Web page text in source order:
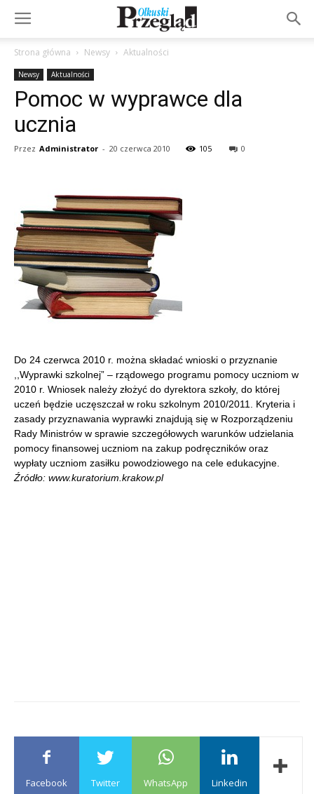
Strona główna Newsy Aktualności
Newsy Aktualności
Pomoc w wyprawce dla
ucznia
Przez Administrator - 20 czerwca 2010 105 0
Do 24 czerwca 2010 r. można składać wnioski o przyznanie
,,Wyprawki szkolnej” – rządowego programu pomocy uczniom w
2010 r. Wniosek należy złożyć do dyrektora szkoły, do której
uczeń będzie uczęszczał w roku szkolnym 2010/2011. Kryteria i
zasady przyznawania wyprawki znajdują się w Rozporządzeniu
Rady Ministrów w sprawie szczegółowych warunków udzielania
pomocy finansowej uczniom na zakup podręczników oraz
wypłaty uczniom zasiłku powodziowego na cele edukacyjne.
Źródło: www.kuratorium.krakow.pl
Facebook Twitter WhatsApp Linkedin